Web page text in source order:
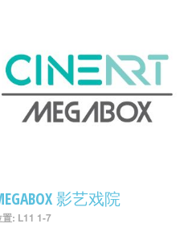
影艺戏院
置: L11 1-7